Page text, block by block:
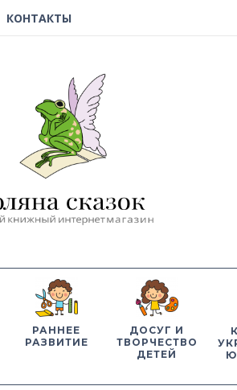
КОНТАКТЫ
РАННЕЕ
РАЗВИТИЕ
ДОСУГ И
ТВОРЧЕСТВО
ДЕТЕЙ